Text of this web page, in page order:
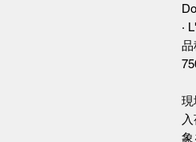
·
品
現
象